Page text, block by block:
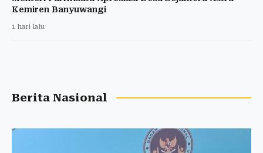
Kemiren Banyuwangi
1 hari lalu
Berita Nasional